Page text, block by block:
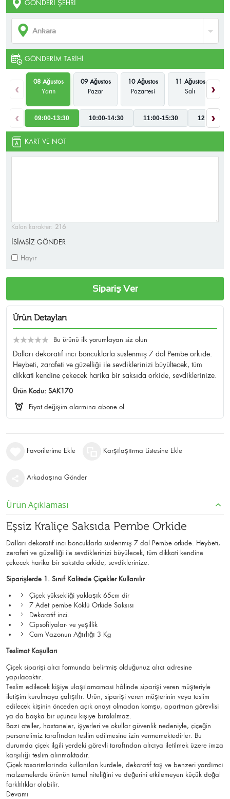
GÖNDERI ŞEHRI
GÖNDERIM TARIHI
‹
08 Ağustos
Yarın
09 Ağustos
Pazar
10 Ağustos
Pazartesi
11 Ağustos
Salı
›
‹ 09:00-13:30 10:00-14:30 11:00-15:30 12:00-
›
KART VE NOT
Kalan karakter: 216
İSİMSİZ GÖNDER
Hayır
Sipariş Ver
Ürün Detayları
Bu ürünü ilk yorumlayan siz olun
Dalları dekoratif inci boncuklarla süslenmiş 7 dal Pembe orkide.
Heybeti, zarafeti ve güzelliği ile sevdiklerinizi büyültecek, tüm
dikkati kendine çekecek harika bir saksıda orkide, sevdiklerinize.
Ürün Kodu: SAK170
Fiyat değişim alarmına abone ol
Favorilerime Ekle Karşılaştırma Listesine Ekle
Arkadaşına Gönder
Ürün Açıklaması
Eşsiz Kraliçe Saksıda Pembe Orkide
Dalları dekoratif inci boncuklarla süslenmiş 7 dal Pembe orkide. Heybeti,
zerafeti ve güzelliği ile sevdiklerinizi büyülecek, tüm dikkati kendine
çekecek harika bir saksıda orkide, sevdiklerinize.
Siparişlerde 1. Sınıf Kalitede Çiçekler Kullanılır
Çiçek yüksekliği yaklaşık 65cm dir
7 Adet pembe Köklü Orkide Saksısı
Dekoratif inci.
Cipsofilyalar- ve yeşillik
Cam Vazonun Ağırlığı 3 Kg
Teslimat Koşulları
Çiçek siparişi alıcı formunda belirtmiş olduğunuz alıcı adresine
yapılacaktır.
Teslim edilecek kişiye ulaşılamaması hâlinde siparişi veren müşteriyle
iletişim kurulmaya çalışılır. Ürün, siparişi veren müşterinin veya teslim
edilecek kişinin önceden açık onayı olmadan komşu, apartman görevlisi
ya da başka bir üçüncü kişiye bırakılmaz.
Bazı oteller, hastaneler, işyerleri ve okullar güvenlik nedeniyle, çiçeğin
personelimiz tarafından teslim edilmesine izin vermemektedirler. Bu
durumda çiçek ilgili yerdeki görevli tarafından alıcıya iletilmek üzere imza
karşılığı teslim alınmaktadır.
Çiçek tasarımlarında kullanılan kurdele, dekoratif taş ve benzeri yardımcı
malzemelerde ürünün temel niteliğini ve değerini etkilemeyen küçük doğal
farklılıklar olabilir.
Devamı